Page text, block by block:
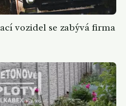
vozidel se zabývá firma